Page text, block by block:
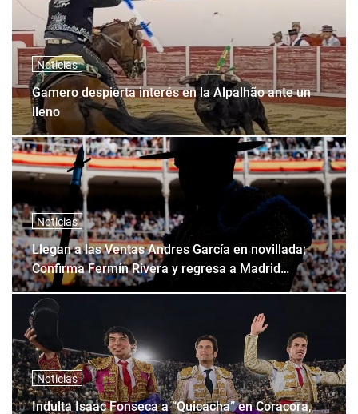
Noticias
Gamero despierta interés en la Alpalhão ante un
lleno
Llegan a las Ventas Andres García en novillada;
Confirma Fermín Rivera y regresa a Madrid
Fonseca
Noticias
Indulta Isaac Fonseca a “Quicacha” en Coracora,
Perú